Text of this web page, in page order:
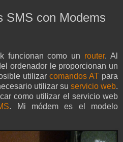
SMS con Modems
funcionan como un router. Al
ordenador le proporcionan un
utilizar comandos AT para
utilizar su servicio web.
como utilizar el servicio web
. Mi módem es el modelo